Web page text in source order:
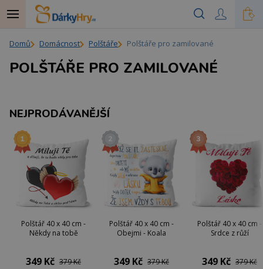
Domů Domácnost Polštáře Polštáře pro zamilované
POLŠTÁŘE PRO ZAMILOVANÉ
NEJPRODÁVANĚJŠÍ
Polštář 40 x 40 cm -
Někdy na tobě
349 Kč 379 Kč
Polštář 40 x 40 cm -
Obejmi - Koala
349 Kč 379 Kč
Polštář 40 x 40 cm -
Srdce z růží
349 Kč 379 Kč